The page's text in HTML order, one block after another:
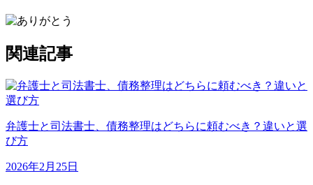
関連記事
弁護士と司法書士、債務整理はどちらに頼むべき？違いと選
び方
2026年2月25日